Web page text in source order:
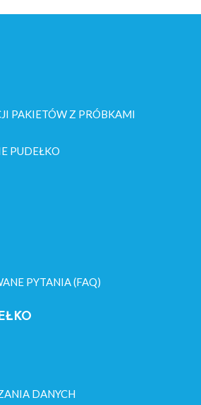
PAKIETÓW Z PRÓBKAMI
PUDEŁKO
PYTANIA (FAQ)
DANYCH